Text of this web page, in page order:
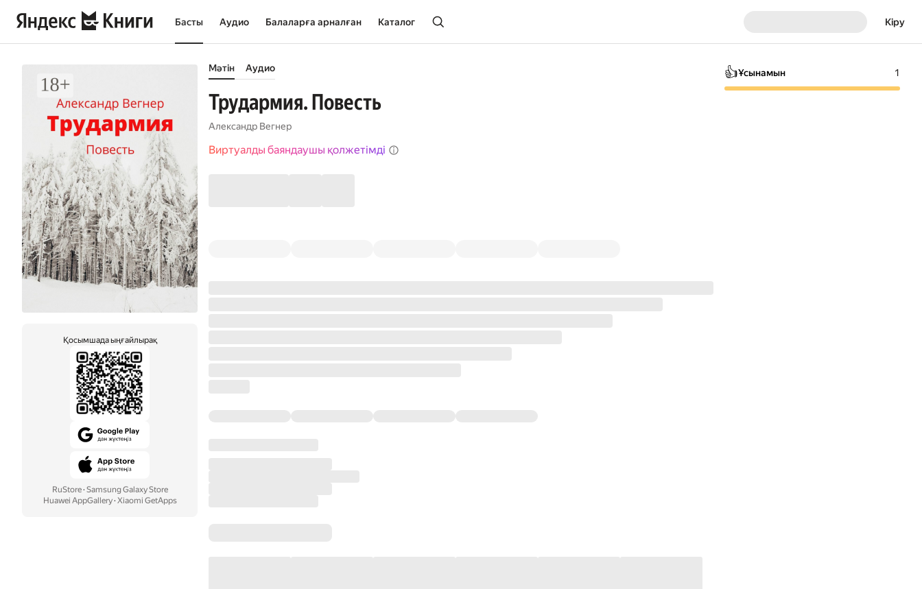
Басты Аудио Балаларға арналған Каталог Кіру
Қосымшада ыңғайлырақ
RuStore· Samsung Galaxy Store
Huawei AppGallery· Xiaomi GetApps
Мәтін Аудио
Трудармия. Повесть
Александр Вегнер
Виртуалды баяндаушы қолжетімді
👍Ұсынамын 1